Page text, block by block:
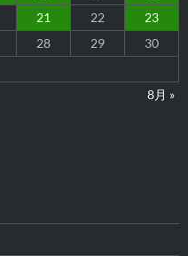
21 22
23
28 29
30
8月 »